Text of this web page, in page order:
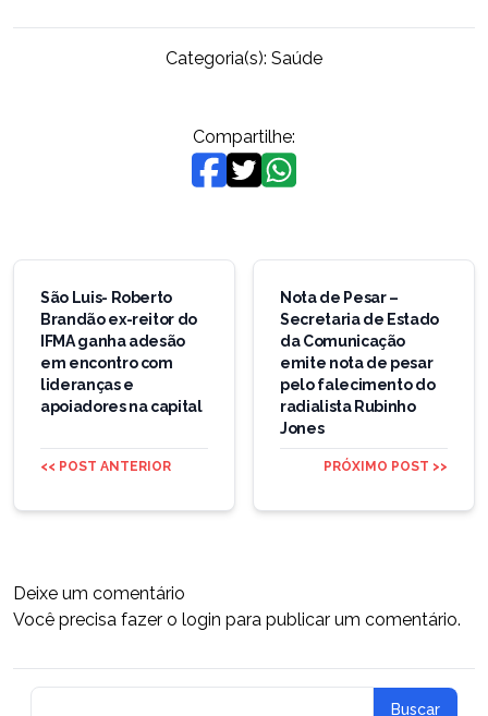
Categoria(s): Saúde
Compartilhe:
Navegação
Post
São Luis- Roberto
Brandão ex-reitor do
IFMA ganha adesão
em encontro com
lideranças e
apoiadores na capital
<< POST ANTERIOR
Nota de Pesar –
Secretaria de Estado
da Comunicação
emite nota de pesar
pelo falecimento do
radialista Rubinho
Jones
PRÓXIMO POST >>
Deixe um comentário
Você precisa fazer o login para publicar um comentário.